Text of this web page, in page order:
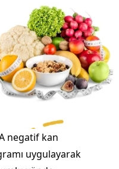
negatif kan
uygulayarak